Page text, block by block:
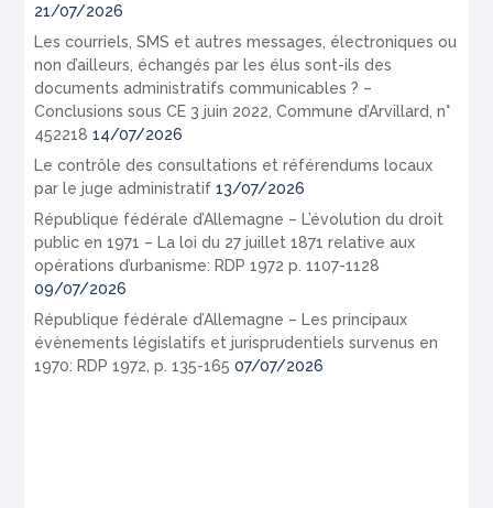
21/07/2026
Les courriels, SMS et autres messages, électroniques ou
non d’ailleurs, échangés par les élus sont-ils des
documents administratifs communicables ? –
Conclusions sous CE 3 juin 2022, Commune d’Arvillard, n°
452218 14/07/2026
Le contrôle des consultations et référendums locaux
par le juge administratif 13/07/2026
République fédérale d’Allemagne – L’évolution du droit
public en 1971 – La loi du 27 juillet 1871 relative aux
opérations d’urbanisme: RDP 1972 p. 1107-1128
09/07/2026
République fédérale d’Allemagne – Les principaux
évènements législatifs et jurisprudentiels survenus en
1970: RDP 1972, p. 135-165 07/07/2026